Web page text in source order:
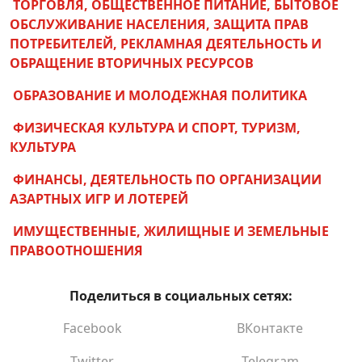
ТОРГОВЛЯ, ОБЩЕСТВЕННОЕ ПИТАНИЕ, БЫТОВОЕ
ОБСЛУЖИВАНИЕ НАСЕЛЕНИЯ, ЗАЩИТА ПРАВ
ПОТРЕБИТЕЛЕЙ, РЕКЛАМНАЯ ДЕЯТЕЛЬНОСТЬ И
ОБРАЩЕНИЕ ВТОРИЧНЫХ РЕСУРСОВ
ОБРАЗОВАНИЕ И МОЛОДЕЖНАЯ ПОЛИТИКА
ФИЗИЧЕСКАЯ КУЛЬТУРА И СПОРТ, ТУРИЗМ,
КУЛЬТУРА
ФИНАНСЫ, ДЕЯТЕЛЬНОСТЬ ПО ОРГАНИЗАЦИИ
АЗАРТНЫХ ИГР И ЛОТЕРЕЙ
ИМУЩЕСТВЕННЫЕ, ЖИЛИЩНЫЕ И ЗЕМЕЛЬНЫЕ
ПРАВООТНОШЕНИЯ
Поделиться в социальных сетях:
Facebook
ВКонтакте
Образование и молодежная политика
Согласование ввода в эксплуатацию вновь
оптоволоконной линии связи (за
капитального строения (здания, сооружения)
Включение в государственный реестр
организаций, которые могут выступать
уполномоченными лицами по управлению
общим имуществом совместного
домовладения, внесение изменений в
Исключение сведений из Торгового реестра
Республики Беларусь
Получение справки о расчетах по